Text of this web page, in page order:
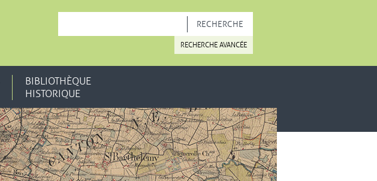
RECHERCHE AVANCÉE
BIBLIOTHÈQUE
HISTORIQUE